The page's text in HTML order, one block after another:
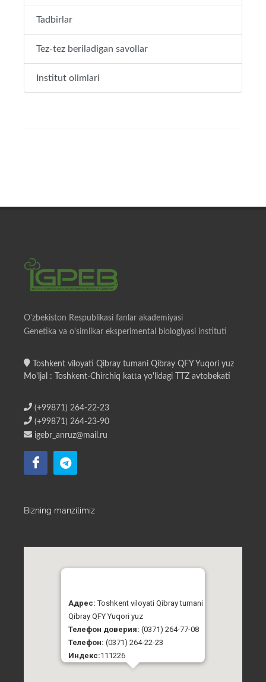
Tadbirlar
Tez-tez beriladigan savollar
Institut olimlari
O'zbekiston Respublikasi fanlar akademiyasi
Genetika va o'simlikar eksperimental biologiyasi instituti
Toshkent viloyati Qibray tumani Qibray QFY Yuqori yuz
Mo'ljal : Toshkent-Chirchiq katta yo'lidagi TTZ avtobekati
(+99871) 264-22-23
(+99871) 264-23-90
igebr_anruz@mail.ru
Bizning manzilimiz
Адрес:Toshkent viloyati Qibray tumani
Qibray QFY Yuqori yuz
Телефон доверия: (0371) 264-77-08
Телефон: (0371) 264-22-23
Индекс:111226